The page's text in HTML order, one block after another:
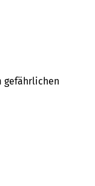
ge­fähr­lichen